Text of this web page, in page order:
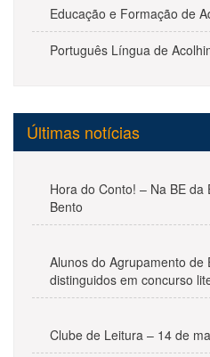
Educação e Formação de
Português Língua de
Últimas notícias
Hora do Conto! – Na BE da
Bento
Alunos do Agrupamento de
distinguidos em concurso
Clube de Leitura – 14 de